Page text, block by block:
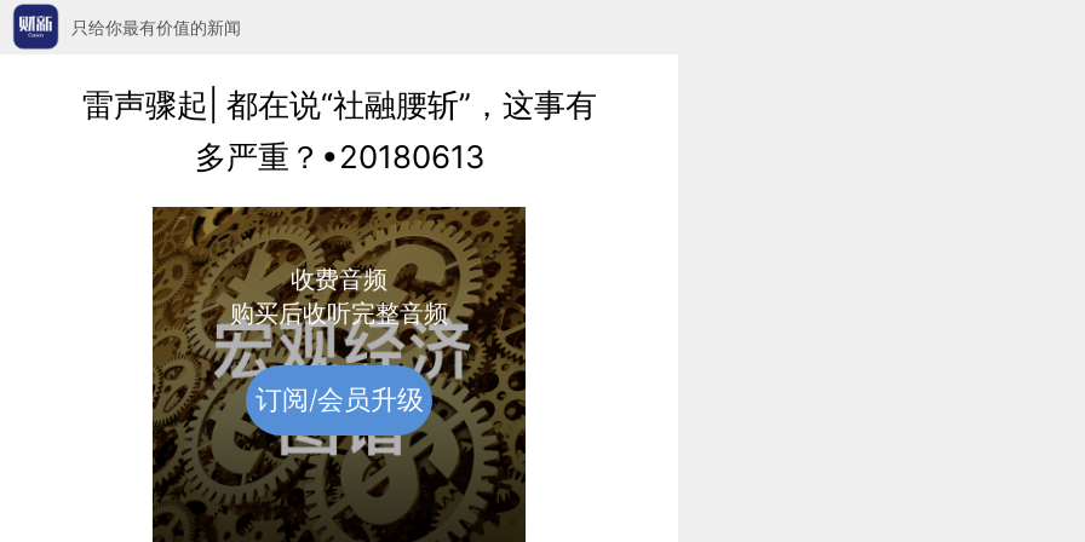
只给你最有价值的新闻
雷声骤起| 都在说“社融腰斩”，这事有
多严重？•20180613
收费音频
购买后收听完整音频
订阅/会员升级